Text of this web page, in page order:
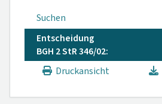
Suchen
Entscheidung
BGH 2 StR 346/02:
Druckansicht